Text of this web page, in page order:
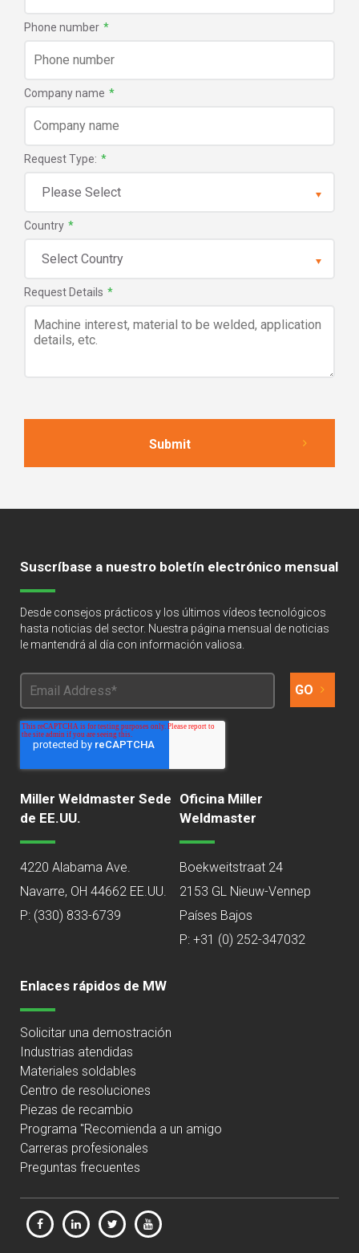
Phone number *
Company name *
Request Type: *
Country *
Request Details *
Suscríbase a nuestro boletín electrónico mensual
Desde consejos prácticos y los últimos vídeos tecnológicos
hasta noticias del sector. Nuestra página mensual de noticias
le mantendrá al día con información valiosa.
Miller Weldmaster Sede
de EE.UU.
4220 Alabama Ave.
Navarre, OH 44662 EE.UU.
P: (330) 833-6739
Oficina Miller
Weldmaster
Boekweitstraat 24
2153 GL Nieuw-Vennep
Países Bajos
P: +31 (0) 252-347032
Enlaces rápidos de MW
Solicitar una demostración
Industrias atendidas
Materiales soldables
Centro de resoluciones
Piezas de recambio
Programa "Recomienda a un amigo
Carreras profesionales
Preguntas frecuentes